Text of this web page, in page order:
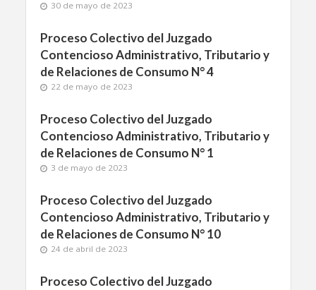
30 de mayo de 2023
Proceso Colectivo del Juzgado
Contencioso Administrativo, Tributario y
de Relaciones de Consumo N° 4
22 de mayo de 2023
Proceso Colectivo del Juzgado
Contencioso Administrativo, Tributario y
de Relaciones de Consumo N° 1
3 de mayo de 2023
Proceso Colectivo del Juzgado
Contencioso Administrativo, Tributario y
de Relaciones de Consumo N° 10
24 de abril de 2023
Proceso Colectivo del Juzgado